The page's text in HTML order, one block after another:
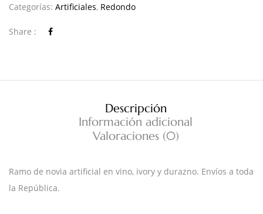
Categorías: Artificiales, Redondo
Share :
Descripción
Información adicional
Valoraciones (0)
Ramo de novia artificial en vino, ivory y durazno. Envíos a toda
la República.